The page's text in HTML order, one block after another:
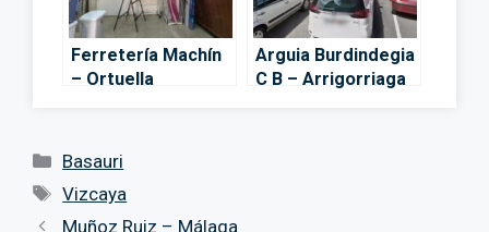
Ferretería Machín
– Ortuella
Arguia Burdindegia
C B – Arrigorriaga
Categorías
Basauri
Etiquetas
Vizcaya
Muñoz Ruiz – Málaga